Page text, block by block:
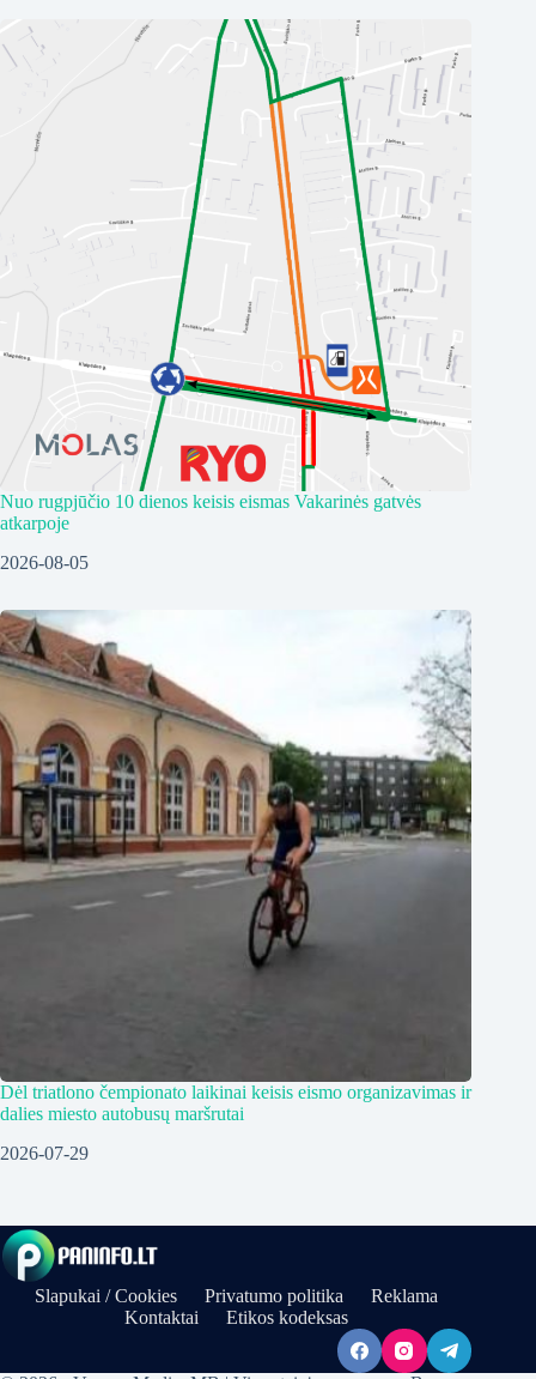
Nuo rugpjūčio 10 dienos keisis eismas Vakarinės gatvės
atkarpoje
2026-08-05
Dėl triatlono čempionato laikinai keisis eismo organizavimas ir
dalies miesto autobusų maršrutai
2026-07-29
Slapukai / Cookies Privatumo politika
Reklama
Kontaktai
Etikos kodeksas